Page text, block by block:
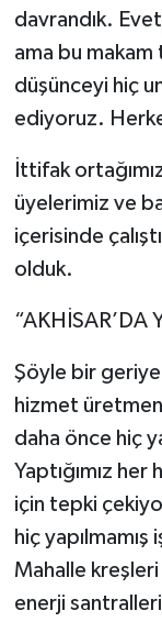
davrandık.
ama bu makam
düşünceyi hiç
ediyoruz.
İttifak
üyelerimiz ve
içerisinde
olduk.
“AKHİSAR’DA
Şöyle bir geriye
hizmet
daha önce hiç
Yaptığımız her
için tepki
hiç
Mahalle
enerji